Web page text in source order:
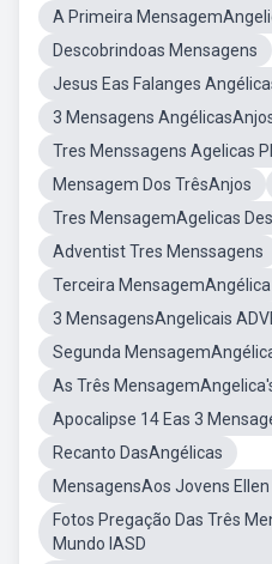
A Primeira
Descobrindoas Mensagens
Jesus Eas Falanges
3 Mensagens
Tres Menssagens Agelicas
Mensagem Dos TrêsAnjos
Tres MensagemAgelicas
Adventist Tres Menssagens
Terceira MensagemAngélica
3 MensagensAngelicais
Segunda
As Três
Apocalipse 14 Eas 3
Recanto DasAngélicas
MensagensAos Jovens
Fotos Pregação Das Três
Mundo IASD